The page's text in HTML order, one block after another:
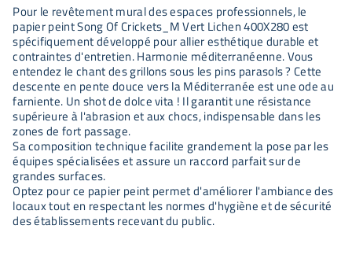
Pour le revêtement mural des espaces professionnels, le
papier peint Song Of Crickets_M Vert Lichen 400X280 est
spécifiquement développé pour allier esthétique durable et
contraintes d'entretien. Harmonie méditerranéenne. Vous
entendez le chant des grillons sous les pins parasols ? Cette
descente en pente douce vers la Méditerranée est une ode au
farniente. Un shot de dolce vita ! Il garantit une résistance
supérieure à l'abrasion et aux chocs, indispensable dans les
zones de fort passage.
Sa composition technique facilite grandement la pose par les
équipes spécialisées et assure un raccord parfait sur de
grandes surfaces.
Optez pour ce papier peint permet d'améliorer l'ambiance des
locaux tout en respectant les normes d'hygiène et de sécurité
des établissements recevant du public.